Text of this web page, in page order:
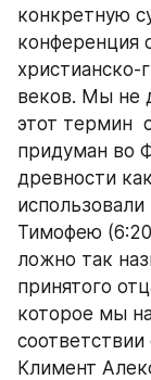
конкретную
конференция
христианско-
веков. Мы не
этот термин
придуман во
древности
Тимофею
ложно так
принятого
которое мы
Климент